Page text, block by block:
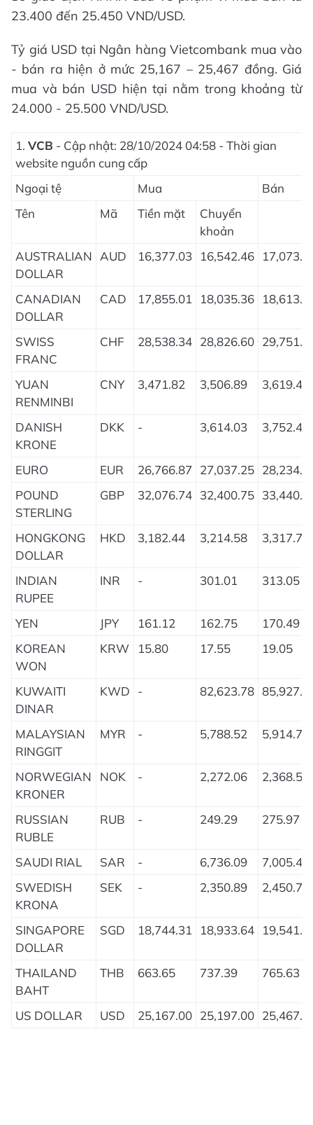
23.400 đến 25.450 VND/USD.
Tỷ giá USD tại Ngân hàng Vietcombank mua vào
- bán ra hiện ở mức 25,167 – 25,467 đồng. Giá
mua và bán USD hiện tại nằm trong khoảng từ
24.000 - 25.500 VND/USD.
1. VCB - Cập nhật: 28/10/2024 04:58 - Thời gian
website nguồn cung cấp
Ngoại tệ
Mua
Bán
Tên
Mã Tiền mặt
Chuyển
khoản
AUSTRALIAN
DOLLAR
AUD 16,377.03 16,542.46
CANADIAN
DOLLAR
CAD 17,855.01 18,035.36
SWISS
FRANC
CHF 28,538.34 28,826.60
YUAN
RENMINBI
CNY 3,471.82 3,506.89 3,619.40
DANISH
KRONE
DKK - 3,614.03 3,752.43
EURO EUR 26,766.87 27,037.25
POUND
STERLING
GBP 32,076.74 32,400.75
HONGKONG
DOLLAR
HKD 3,182.44 3,214.58 3,317.71
INDIAN
RUPEE
INR - 301.01 313.05
YEN JPY 161.12 162.75
170.49
KOREAN
WON
KRW 15.80 17.55 19.05
KUWAITI
DINAR
KWD - 82,623.78
MALAYSIAN
RINGGIT
MYR - 5,788.52 5,914.78
NORWEGIAN
KRONER
NOK - 2,272.06 2,368.53
RUSSIAN
RUBLE
RUB - 249.29 275.97
SAUDI RIAL SAR - 6,736.09
7,005.40
SWEDISH
KRONA
SEK - 2,350.89 2,450.71
SINGAPORE
DOLLAR
SGD 18,744.31 18,933.64
THAILAND
BAHT
THB 663.65 737.39 765.63
US DOLLAR USD 25,167.00 25,197.00